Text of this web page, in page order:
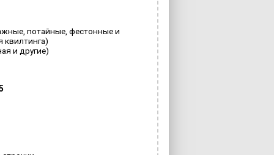
потайные, фестонные и
и другие)